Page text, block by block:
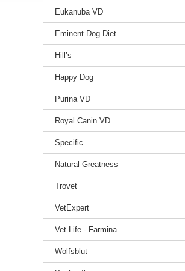
Eukanuba VD
Eminent Dog Diet
Hill’s
Happy Dog
Purina VD
Royal Canin VD
Specific
Natural Greatness
Trovet
VetExpert
Vet Life - Farmina
Wolfsblut